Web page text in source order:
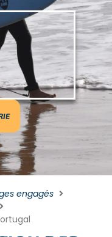
engagés